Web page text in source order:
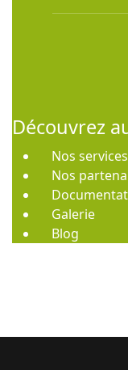
Découvrez
Nos services
Nos
Galerie
Blog